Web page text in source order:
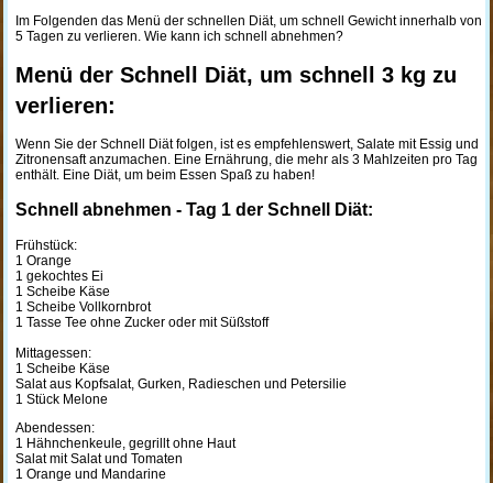
Im Folgenden das Menü der schnellen Diät, um schnell Gewicht innerhalb von
5 Tagen zu verlieren. Wie kann ich schnell abnehmen?
Menü der Schnell Diät, um schnell 3 kg zu
verlieren:
Wenn Sie der Schnell Diät folgen, ist es empfehlenswert, Salate mit Essig und
Zitronensaft anzumachen. Eine Ernährung, die mehr als 3 Mahlzeiten pro Tag
enthält. Eine Diät, um beim Essen Spaß zu haben!
Schnell abnehmen - Tag 1 der Schnell Diät:
Frühstück:
1 Orange
1 gekochtes Ei
1 Scheibe Käse
1 Scheibe Vollkornbrot
1 Tasse Tee ohne Zucker oder mit Süßstoff
Mittagessen:
1 Scheibe Käse
Salat aus Kopfsalat, Gurken, Radieschen und Petersilie
1 Stück Melone
Abendessen:
1 Hähnchenkeule, gegrillt ohne Haut
Salat mit Salat und Tomaten
1 Orange und Mandarine